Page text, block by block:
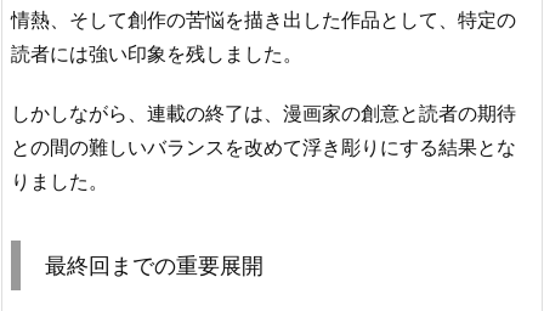
情熱、そして創作の苦悩を描き出した作品として、特定の
読者には強い印象を残しました。
しかしながら、連載の終了は、漫画家の創意と読者の期待
との間の難しいバランスを改めて浮き彫りにする結果とな
りました。
最終回までの重要展開